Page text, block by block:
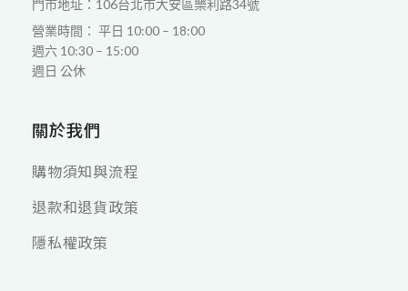
門市地址：106台北市大安區樂利路34號
營業時間： 平日 10:00 – 18:00
週六 10:30 – 15:00
週日 公休
關於我們
購物須知與流程
退款和退貨政策
隱私權政策